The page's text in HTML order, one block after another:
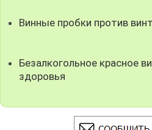
Винные пробки против
Безалкогольное красное
здоровья